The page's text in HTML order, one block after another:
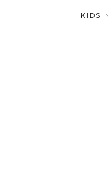
KIDS